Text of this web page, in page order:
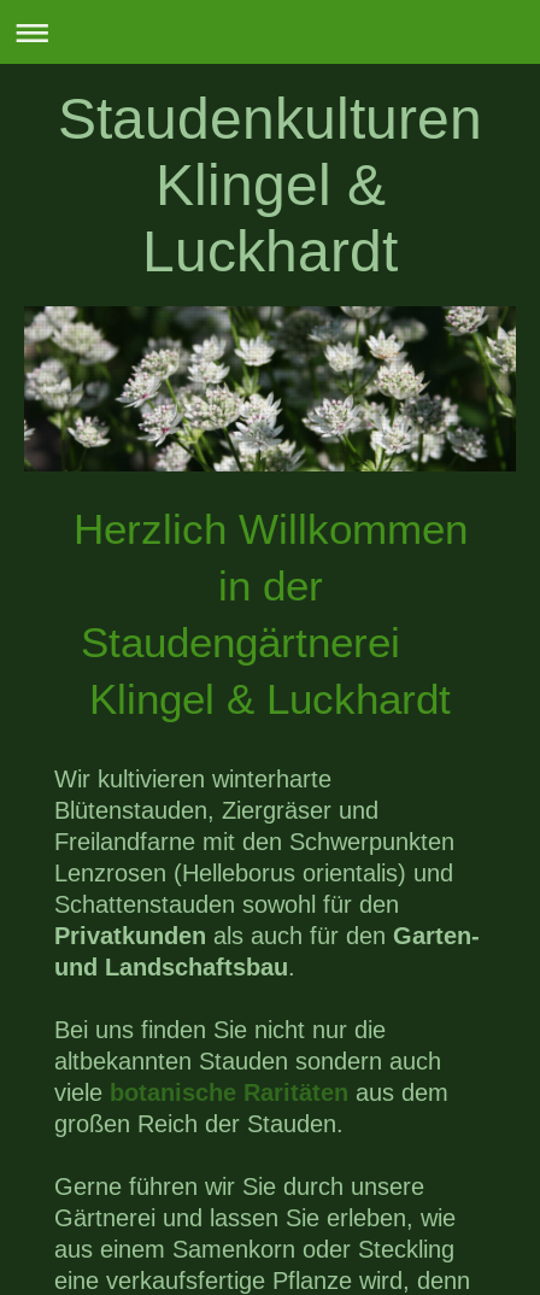
Staudenkulturen
Klingel &
Luckhardt
Herzlich Willkommen
in der
Staudengärtnerei
Klingel & Luckhardt
Wir kultivieren winterharte
Blütenstauden, Ziergräser und
Freilandfarne mit den Schwerpunkten
Lenzrosen (Helleborus orientalis) und
Schattenstauden sowohl für den
Privatkunden als auch für den Garten-
und Landschaftsbau.
Bei uns finden Sie nicht nur die
altbekannten Stauden sondern auch
viele botanische Raritäten aus dem
großen Reich der Stauden.
Gerne führen wir Sie durch unsere
Gärtnerei und lassen Sie erleben, wie
aus einem Samenkorn oder Steckling
eine verkaufsfertige Pflanze wird, denn